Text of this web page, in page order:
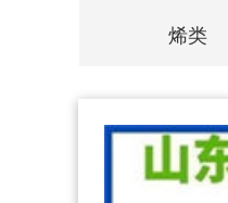
烯类